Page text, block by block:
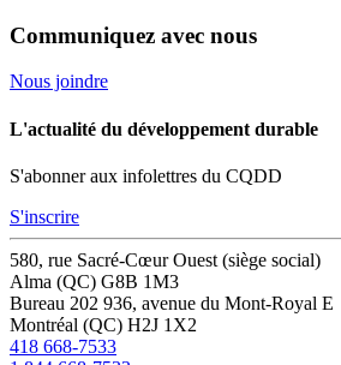
Communiquez avec nous
Nous joindre
L'actualité du développement durable
S'abonner aux infolettres du CQDD
S'inscrire
580, rue Sacré-Cœur Ouest (siège social)
Alma (QC) G8B 1M3
Bureau 202 936, avenue du Mont-Royal E
Montréal (QC) H2J 1X2
418 668-7533